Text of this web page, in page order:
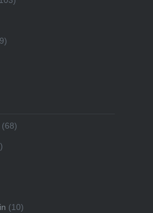
(68)
(10)